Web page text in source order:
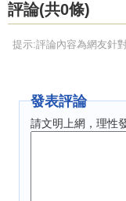
評論(共0條)
提示:評論內容為網友針
發表評論
請文明上網，理性